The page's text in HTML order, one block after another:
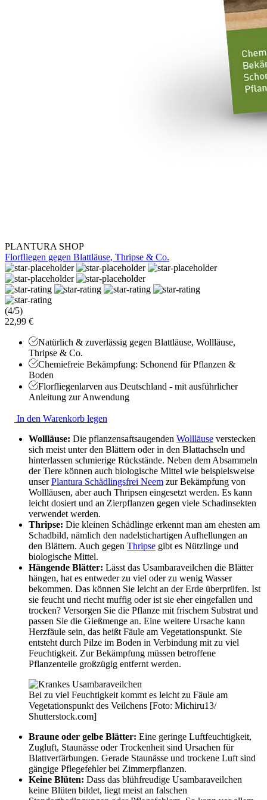
PLANTURA SHOP
Florfliegen gegen Blattläuse, Thripse & Co.
(4/5)
22,99 €
Natürlich & zuverlässig gegen Blattläuse, Wollläuse,
Thripse & Co.
Chemiefreie Bekämpfung: Schonend für Pflanzen &
Boden
Florfliegenlarven aus Deutschland - mit ausführlicher
Anleitung zur Anwendung
In den Warenkorb legen
Wollläuse: Die pflanzensaftsaugenden Wollläuse verstecken
sich meist unter den Blättern oder in den Blattachseln und
hinterlassen schmierige Rückstände. Neben dem Absammeln
der Tiere können auch biologische Mittel wie beispielsweise
unserPlantura Schädlingsfrei Neem zur Bekämpfung von
Wollläusen, aber auch Thripsen eingesetzt werden. Es kann
leicht dosiert und an Zierpflanzen gegen viele Schadinsekten
verwendet werden.
Thripse: Die kleinen Schädlinge erkennt man am ehesten am
Schadbild, nämlich den nadelstichartigen Aufhellungen an
den Blättern. Auch gegen Thripse gibt es Nützlinge und
biologische Mittel.
Hängende Blätter: Lässt das Usambaraveilchen die Blätter
hängen, hat es entweder zu viel oder zu wenig Wasser
bekommen. Das können Sie leicht an der Erde überprüfen. Ist
sie feucht und riecht muffig oder ist sie eher eingefallen und
trocken? Versorgen Sie die Pflanze mit frischem Substrat und
passen Sie die Gießmenge an. Eine weitere Ursache kann
Herzfäule sein, das heißt Fäule am Vegetationspunkt. Sie
entsteht durch Pilze im Boden in Verbindung mit zu viel
Feuchtigkeit. Zur Bekämpfung müssen betroffene
Pflanzenteile großzügig entfernt werden.
Bei zu viel Feuchtigkeit kommt es leicht zu Fäule am
Vegetationspunkt des Veilchens [Foto: Michiru13/
Shutterstock.com]
Braune oder gelbe Blätter: Eine geringe Luftfeuchtigkeit,
Zugluft, Staunässe oder Trockenheit sind Ursachen für
Blattverfärbungen. Gerade Staunässe und trockene Luft sind
gängige Pflegefehler bei Zimmerpflanzen.
Keine Blüten: Dass das blühfreudige Usambaraveilchen
keine Blüten bildet, liegt meist an falschen